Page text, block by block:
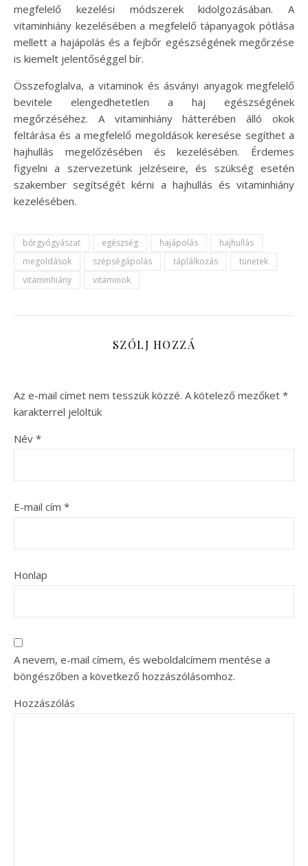
megfelelő kezelési módszerek kidolgozásában. A
vitaminhiány kezelésében a megfelelő tápanyagok pótlása
mellett a hajápolás és a fejbőr egészségének megőrzése
is kiemelt jelentőséggel bír.
Összefoglalva, a vitaminok és ásványi anyagok megfelelő
bevitele elengedhetetlen a haj egészségének
megőrzéséhez. A vitaminhiány hátterében álló okok
feltárása és a megfelelő megoldások keresése segíthet a
hajhullás megelőzésében és kezelésében. Érdemes
figyelni a szervezetünk jelzéseire, és szükség esetén
szakember segítségét kérni a hajhullás és vitaminhiány
kezelésében.
bőrgyógyászat egészség hajápolás
hajhullás
megoldások
szépségápolás táplálkozás
tünetek
vitaminhiány
vitaminok
SZÓLJ HOZZÁ
Az e-mail címet nem tesszük közzé. A kötelező mezőket *
karakterrel jelöltük
Név *
E-mail cím *
Honlap
A nevem, e-mail címem, és weboldalcímem mentése a
böngészőben a következő hozzászólásomhoz.
Hozzászólás